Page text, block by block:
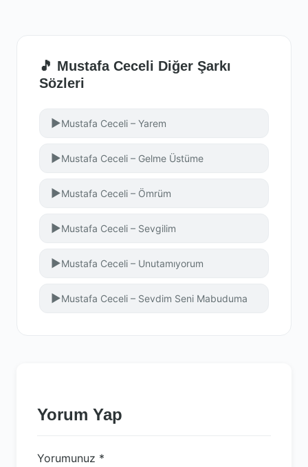
🎵 Mustafa Ceceli Diğer Şarkı
Sözleri
▶Mustafa Ceceli – Yarem
▶Mustafa Ceceli – Gelme Üstüme
▶Mustafa Ceceli – Ömrüm
▶Mustafa Ceceli – Sevgilim
▶Mustafa Ceceli – Unutamıyorum
▶Mustafa Ceceli – Sevdim Seni Mabuduma
Yorum Yap
Yorumunuz *